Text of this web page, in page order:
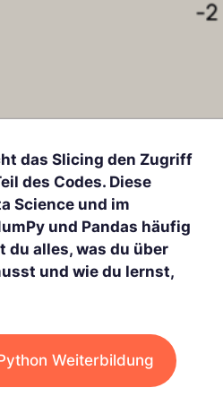
das Slicing den Zugriff
des Codes. Diese
Science und im
und Pandas häufig
du alles, was du über
und wie du lernst,
Weiterbildung